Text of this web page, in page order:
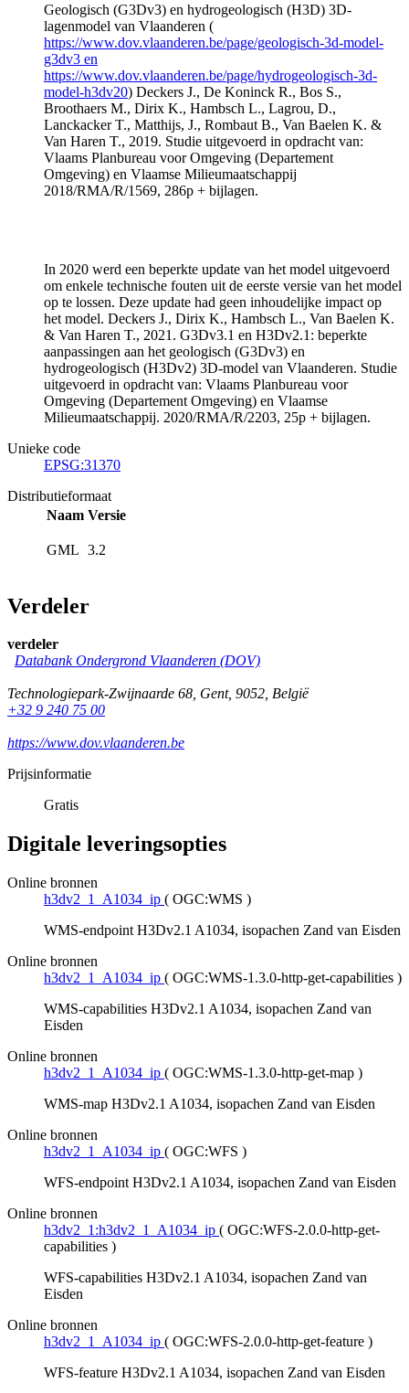
Geologisch (G3Dv3) en hydrogeologisch (H3D) 3D-
lagenmodel van Vlaanderen (
https://www.dov.vlaanderen.be/page/geologisch-3d-model-
g3dv3 en
https://www.dov.vlaanderen.be/page/hydrogeologisch-3d-
model-h3dv20) Deckers J., De Koninck R., Bos S.,
Broothaers M., Dirix K., Hambsch L., Lagrou, D.,
Lanckacker T., Matthijs, J., Rombaut B., Van Baelen K. &
Van Haren T., 2019. Studie uitgevoerd in opdracht van:
Vlaams Planbureau voor Omgeving (Departement
Omgeving) en Vlaamse Milieumaatschappij
2018/RMA/R/1569, 286p + bijlagen.
In 2020 werd een beperkte update van het model uitgevoerd
om enkele technische fouten uit de eerste versie van het model
op te lossen. Deze update had geen inhoudelijke impact op
het model. Deckers J., Dirix K., Hambsch L., Van Baelen K.
& Van Haren T., 2021. G3Dv3.1 en H3Dv2.1: beperkte
aanpassingen aan het geologisch (G3Dv3) en
hydrogeologisch (H3Dv2) 3D-model van Vlaanderen. Studie
uitgevoerd in opdracht van: Vlaams Planbureau voor
Omgeving (Departement Omgeving) en Vlaamse
Milieumaatschappij. 2020/RMA/R/2203, 25p + bijlagen.
Unieke code
EPSG:31370
Distributieformaat
Naam Versie
GML 3.2
Verdeler
verdeler
Databank Ondergrond Vlaanderen (DOV)
Technologiepark-Zwijnaarde 68, Gent, 9052, België
+32 9 240 75 00
https://www.dov.vlaanderen.be
Prijsinformatie
Gratis
Digitale leveringsopties
Online bronnen
h3dv2_1_A1034_ip ( OGC:WMS )
WMS-endpoint H3Dv2.1 A1034, isopachen Zand van Eisden
Online bronnen
h3dv2_1_A1034_ip ( OGC:WMS-1.3.0-http-get-capabilities )
WMS-capabilities H3Dv2.1 A1034, isopachen Zand van
Eisden
Online bronnen
h3dv2_1_A1034_ip ( OGC:WMS-1.3.0-http-get-map )
WMS-map H3Dv2.1 A1034, isopachen Zand van Eisden
Online bronnen
h3dv2_1_A1034_ip ( OGC:WFS )
WFS-endpoint H3Dv2.1 A1034, isopachen Zand van Eisden
Online bronnen
h3dv2_1:h3dv2_1_A1034_ip ( OGC:WFS-2.0.0-http-get-
capabilities )
WFS-capabilities H3Dv2.1 A1034, isopachen Zand van
Eisden
Online bronnen
h3dv2_1_A1034_ip ( OGC:WFS-2.0.0-http-get-feature )
WFS-feature H3Dv2.1 A1034, isopachen Zand van Eisden